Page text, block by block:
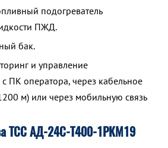
подогреватель
ПЖД.
бак.
и управление
с ПК оператора, через кабельное
м) или через мобильную связь
ТСС АД-24С-Т400-1РКМ19